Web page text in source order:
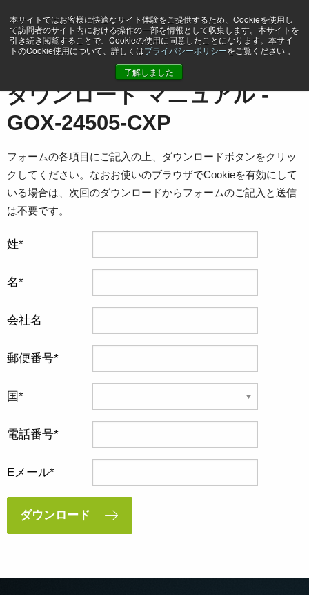
本サイトではお客様に快適なサイト体験をご提供するため、Cookieを使用し
て訪問者のサイト内における操作の一部を情報として収集します。本サイトを
引き続き閲覧することで、Cookieの使用に同意したことになります。本サイ
トのCookie使用について、詳しくはプライバシーポリシーをご覧ください 。
了解しました
マニュアル - GOX-24505-CXP
ダウンロード マニュアル -
GOX-24505-CXP
フォームの各項目にご記入の上、ダウンロードボタンをクリッ
クしてください。なおお使いのブラウザでCookieを有効にして
いる場合は、次回のダウンロードからフォームのご記入と送信
は不要です。
姓
名
会社名
郵便番号
国
電話番号
Eメール
ダウンロード